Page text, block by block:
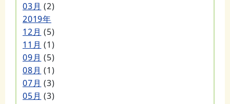
03月 (2)
2019年
12月 (5)
11月 (1)
09月 (5)
08月 (1)
07月 (3)
05月 (3)